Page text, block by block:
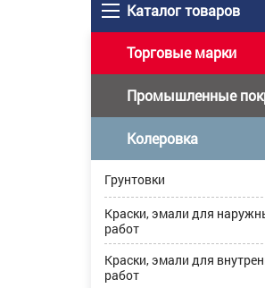
Каталог товаров
Торговые марки
Промышленные
Колеровка
Грунтовки
Краски, эмали для
работ
Краски, эмали для
работ